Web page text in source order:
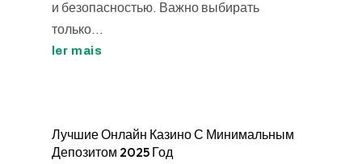
и безопасностью. Важно выбирать
только...
ler mais
Лучшие Онлайн Казино С Минимальным
Депозитом 2025 Год